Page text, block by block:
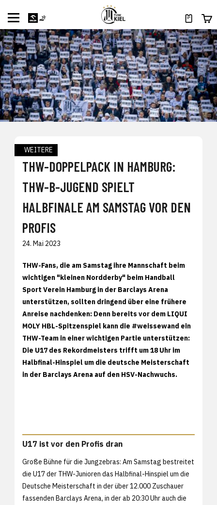
WEITERE
THW-DOPPELPACK IN HAMBURG:
THW-B-JUGEND SPIELT
HALBFINALE AM SAMSTAG VOR DEN
PROFIS
24. Mai 2023
THW-Fans, die am Samstag ihre Mannschaft beim
wichtigen "kleinen Nordderby" beim Handball
Sport Verein Hamburg in der Barclays Arena
unterstützen, sollten dringend über eine frühere
Anreise nachdenken: Denn bereits vor dem LIQUI
MOLY HBL-Spitzenspiel kann die #weissewand ein
THW-Team in einer wichtigen Partie unterstützen:
Die U17 des Rekordmeisters trifft um 18 Uhr im
Halbfinal-Hinspiel um die deutsche Meisterschaft
in der Barclays Arena auf den HSV-Nachwuchs.
U17 ist vor den Profis dran
Große Bühne für die Jungzebras: Am Samstag bestreitet
die U17 der THW-Junioren das Halbfinal-Hinspiel um die
Deutsche Meisterschaft in der über 12.000 Zuschauer
fassenden Barclays Arena, in der ab 20:30 Uhr auch die